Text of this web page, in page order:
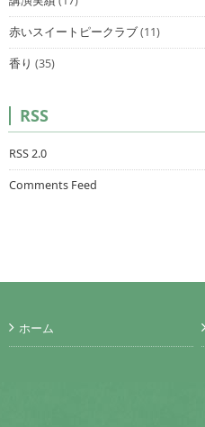
赤いスイートピークラブ(11)
香り (35)
RSS
RSS 2.0
Comments Feed
ホーム